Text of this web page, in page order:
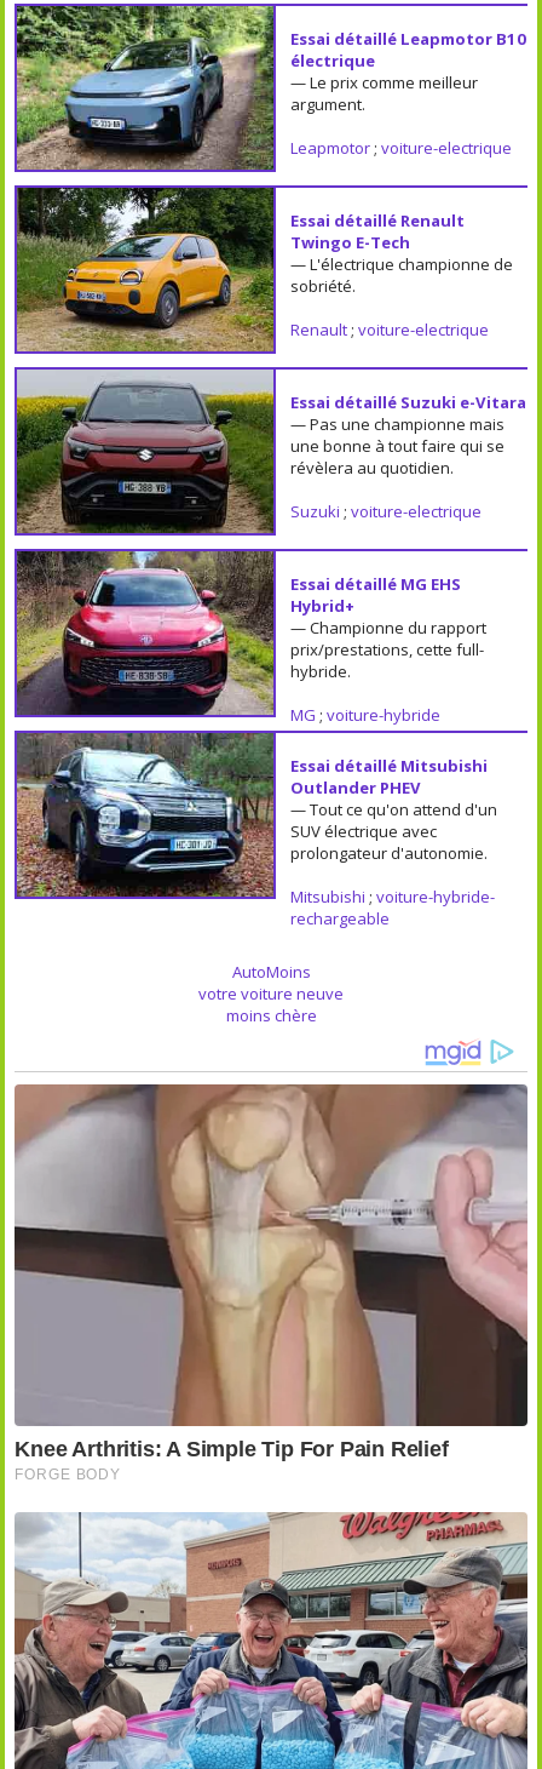
Essai détaillé Leapmotor B10
électrique
— Le prix comme meilleur
argument.
Leapmotor; voiture-electrique
Essai détaillé Renault
Twingo E-Tech
— L'électrique championne de
sobriété.
Renault; voiture-electrique
Essai détaillé Suzuki e-Vitara
— Pas une championne mais
une bonne à tout faire qui se
révèlera au quotidien.
Suzuki ; voiture-electrique
Essai détaillé MG EHS
Hybrid+
— Championne du rapport
prix/prestations, cette full-
hybride.
MG ; voiture-hybride
Essai détaillé Mitsubishi
Outlander PHEV
— Tout ce qu'on attend d'un
SUV électrique avec
prolongateur d'autonomie.
Mitsubishi ; voiture-hybride-
rechargeable
AutoMoins
votre voiture neuve
moins chère